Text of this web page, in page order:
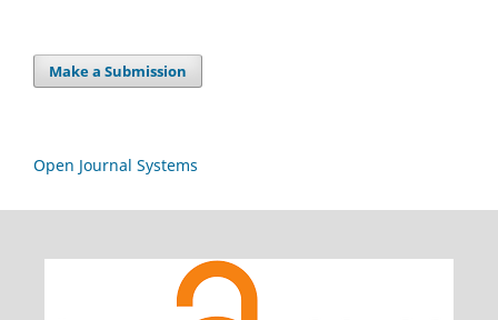
Make a Submission
Open Journal Systems